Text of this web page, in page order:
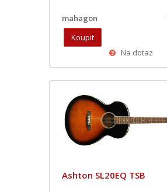
mahagon
Na dotaz
Ashton SL20EQ TSB